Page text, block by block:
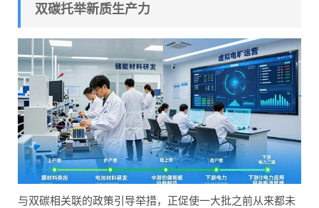
双碳托举新质生产力
与双碳相关联的政策引导举措，正促使一大批之前从来都未